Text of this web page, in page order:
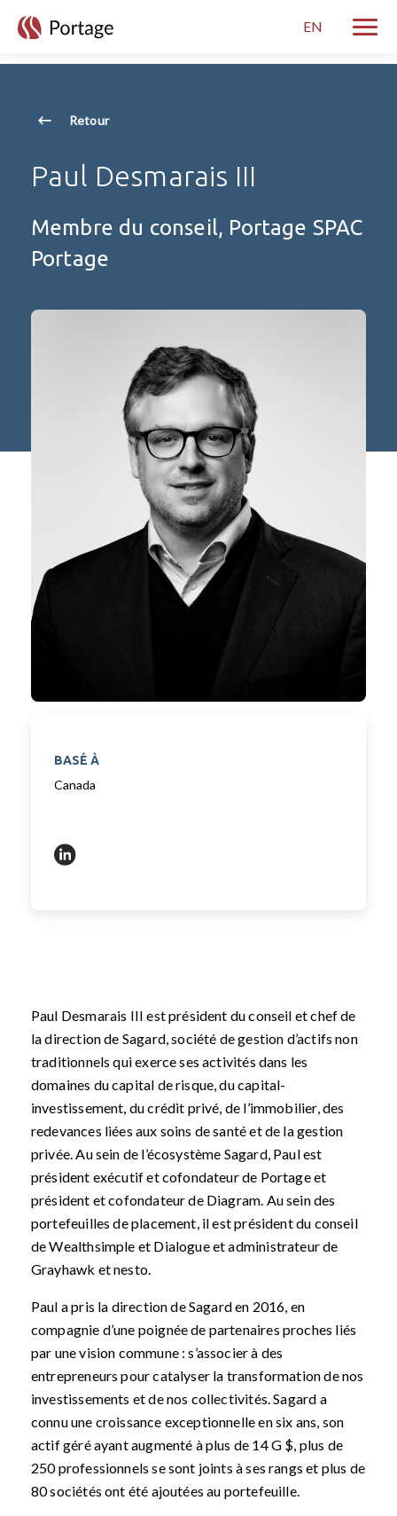
EN
Retour
Paul Desmarais III
Membre du conseil, Portage SPAC
Portage
BASÉ À
Canada
https://www.linkedin.com/in/pauldesmaraisiii/
Paul Desmarais III est président du conseil et chef de
la direction de Sagard, société de gestion d’actifs non
traditionnels qui exerce ses activités dans les
domaines du capital de risque, du capital-
investissement, du crédit privé, de l’immobilier, des
redevances liées aux soins de santé et de la gestion
privée. Au sein de l’écosystème Sagard, Paul est
président exécutif et cofondateur de Portage et
président et cofondateur de Diagram. Au sein des
portefeuilles de placement, il est président du conseil
de Wealthsimple et Dialogue et administrateur de
Grayhawk et nesto.
Paul a pris la direction de Sagard en 2016, en
compagnie d’une poignée de partenaires proches liés
par une vision commune : s’associer à des
entrepreneurs pour catalyser la transformation de nos
investissements et de nos collectivités. Sagard a
connu une croissance exceptionnelle en six ans, son
actif géré ayant augmenté à plus de 14 G $, plus de
250 professionnels se sont joints à ses rangs et plus de
80 sociétés ont été ajoutées au portefeuille.